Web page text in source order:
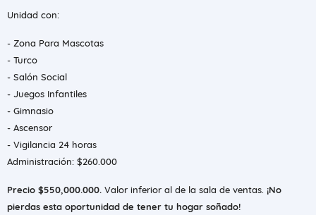
Unidad con:
- Zona Para Mascotas
- Turco
- Salón Social
- Juegos Infantiles
- Gimnasio
- Ascensor
- Vigilancia 24 horas
Administración: $260.000
Precio $550,000.000. Valor inferior al de la sala de ventas. ¡No
pierdas esta oportunidad de tener tu hogar soñado!